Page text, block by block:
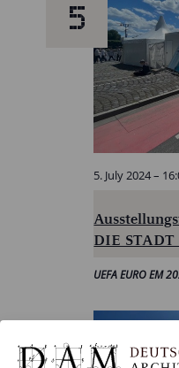
5
DIE STADT
5. July 2024 –
UEFA EURO EM
Sat